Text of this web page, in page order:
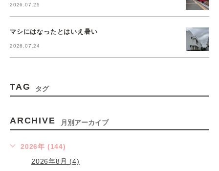
2026.07.25
マシにはなったとはいえ暑い
2026.07.24
TAG タグ
ARCHIVE 月別アーカイブ
2026年 (144)
2026年8月 (4)